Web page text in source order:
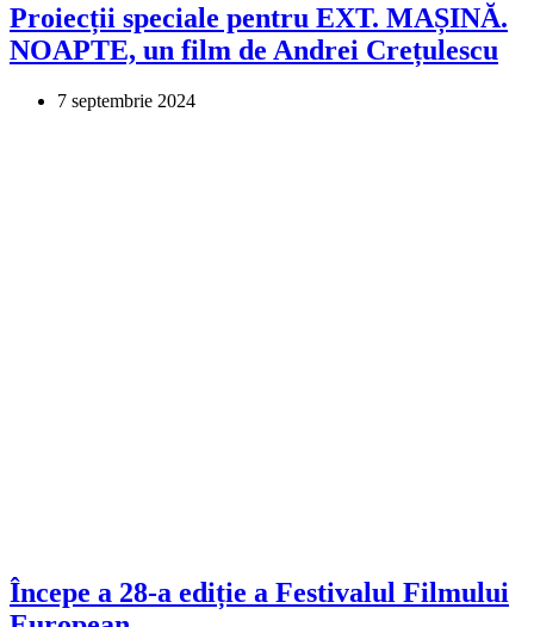
Proiecții speciale pentru EXT. MAȘINĂ.
NOAPTE, un film de Andrei Crețulescu
7 septembrie 2024
Începe a 28-a ediție a Festivalul Filmului